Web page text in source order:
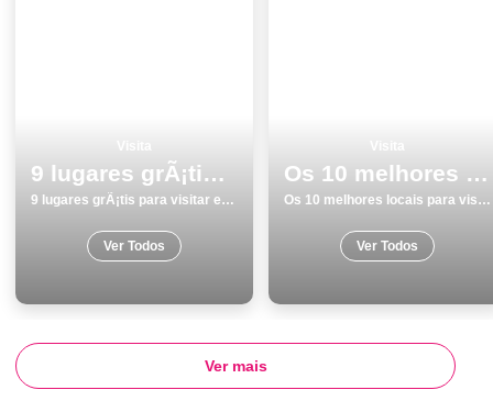
9 lugares grÃ¡tis para visitar em SetÃºbal
9 lugares grÃ¡tis para visitar em SetÃºbal
Ver Todos
Os 10 melhores locais para visitar na Ilha de SÃ£o Miguel
Os 10 melhores locais para visitar na Ilha de SÃ£o Miguel
Ver Todos
Ver mais